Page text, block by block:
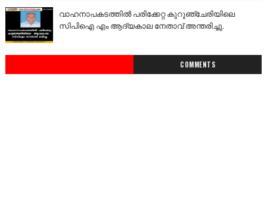
വാഹനാപകടത്തിൽ പരിക്കേറ്റ കുറുഞ്ചേരിയിലെ
സിപിഐ എം ആദ്യകാല നേതാവ് അന്തരിച്ചു.
COMMENTS